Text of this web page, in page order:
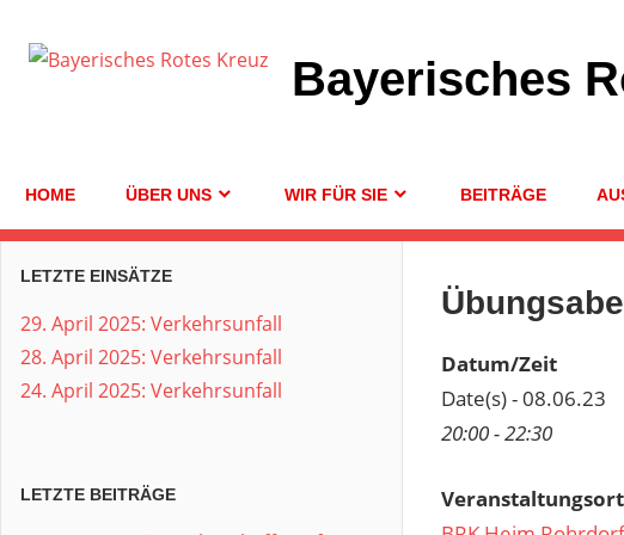
Inhalt
Bayerisches
HOME ÜBER UNS WIR FÜR SIE BEITRÄGE
Datum/Zeit
Date(s) - 08.06.23
20:00 - 22:30
Veranstaltungsort
LETZTE EINSÄTZE
29. April 2025: Verkehrsunfall
28. April 2025: Verkehrsunfall
24. April 2025: Verkehrsunfall
LETZTE BEITRÄGE